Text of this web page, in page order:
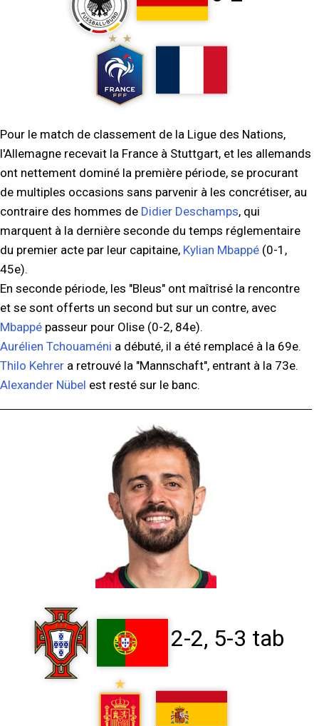
Pour le match de classement de la Ligue des Nations,
l'Allemagne recevait la France à Stuttgart, et les allemands
ont nettement dominé la première période, se procurant
de multiples occasions sans parvenir à les concrétiser, au
contraire des hommes de Didier Deschamps, qui
marquent à la dernière seconde du temps réglementaire
du premier acte par leur capitaine, Kylian Mbappé (0-1,
45e).
En seconde période, les "Bleus" ont maîtrisé la rencontre
et se sont offerts un second but sur un contre, avec
Mbappé passeur pour Olise (0-2, 84e).
Aurélien Tchouaméni a débuté, il a été remplacé à la 69e.
Thilo Kehrer a retrouvé la "Mannschaft", entrant à la 73e.
Alexander Nübel est resté sur le banc.
2-2, 5-3 tab